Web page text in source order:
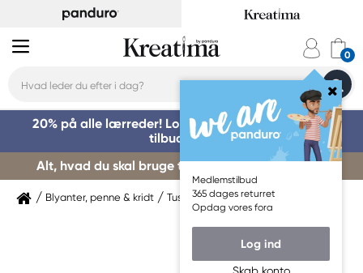
Medlemstilbud
365 dages returret
Opdag vores fora
Log ind
20% på alle lærreder! Log på for at benytte dig af
tilbuddet »
Alt, hvad du skal bruge til kursusstart – køb her »
Blyanter, penne & kridt Tuschpenne & markers